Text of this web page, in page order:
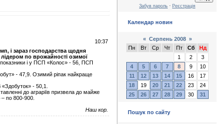
10:37
і зараз господарства щодня
лідером по врожайності озимої
показники і у ПСП «Колос» - 56, ПСП
- 47,9. Озимий ріпак найкраще
- 50,1.
до аграріїв призвела до майже
по 800-900.
Наш кор.
Забув пароль · Реєстрація
Календар новин
« Серпень 2008 »
Пн
Вт Ср Чт Пт Сб
Нд
1
2
3
4
5 6 7 8 9
10
11
12 13 14 15 16
17
18
19 20 21 22 23
24
25
26 27 28 29 30 31
Пошук по сайту